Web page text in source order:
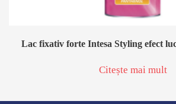
Lac fixativ forte Intesa Styling efect
Citește mai mult